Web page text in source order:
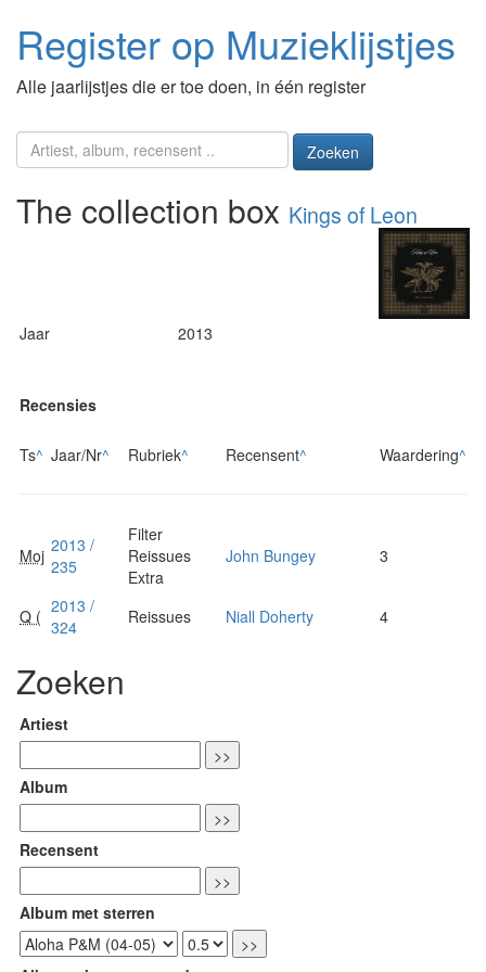
Register op Muzieklijstjes
Alle jaarlijstjes die er toe doen, in één register
Zoeken
The collection box Kings of Leon
Jaar 2013
Recensies
Ts^ Jaar/Nr^ Rubriek^ Recensent^ Waardering^
Moj 2013 /
235
Filter
Reissues
Extra
John Bungey 3
Q ( 2013 /
324
Reissues Niall Doherty 4
Zoeken
Artiest
Album
Recensent
Album met sterren